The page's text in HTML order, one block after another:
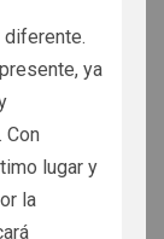
diferente.
ya
Con
lugar y
la